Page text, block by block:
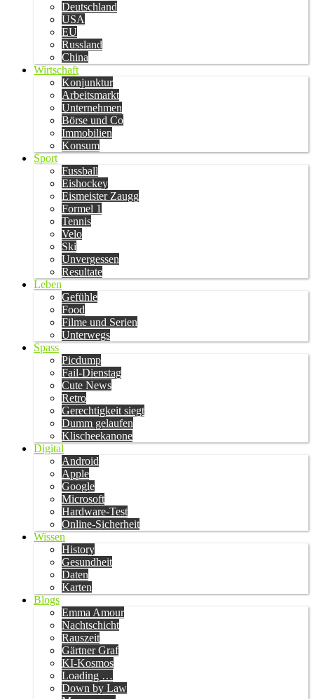
Deutschland
USA
EU
Russland
China
Wirtschaft
Konjunktur
Arbeitsmarkt
Unternehmen
Börse und Co
Immobilien
Konsum
Sport
Fussball
Eishockey
Eismeister Zaugg
Formel 1
Tennis
Velo
Ski
Unvergessen
Resultate
Leben
Gefühle
Food
Filme und Serien
Unterwegs
Spass
Picdump
Fail-Dienstag
Cute News
Retro
Gerechtigkeit siegt
Dumm gelaufen
Klischeekanone
Digital
Android
Apple
Google
Microsoft
Hardware-Test
Online-Sicherheit
Wissen
History
Gesundheit
Daten
Karten
Blogs
Emma Amour
Nachtschicht
Rauszeit
Gärtner Graf
KI-Kosmos
Loading …
Down by Law